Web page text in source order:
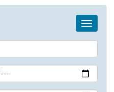
Toggle